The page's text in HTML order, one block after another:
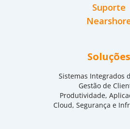
Suporte
Soluções
Sistemas Integrados
Gestão de
Produtividade,
Cloud, Segurança e